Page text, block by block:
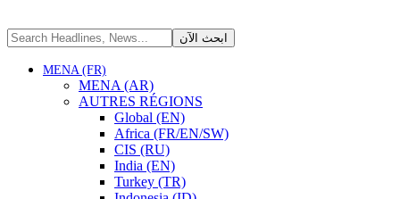
MENA (FR)
MENA (AR)
AUTRES RÉGIONS
Global (EN)
Africa (FR/EN/SW)
CIS (RU)
India (EN)
Turkey (TR)